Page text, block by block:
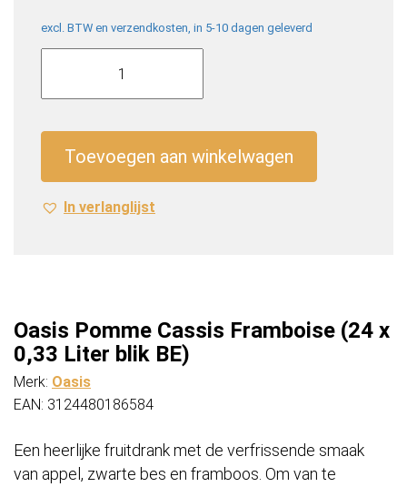
excl. BTW en verzendkosten, in 5-10 dagen geleverd
Oasis
Cassis
0,33
Liter
Toevoegen aan winkelwagen
In verlanglijst
Oasis Pomme Cassis Framboise (24 x
0,33 Liter blik BE)
Merk: Oasis
EAN: 3124480186584
Een heerlijke fruitdrank met de verfrissende smaak
van appel, zwarte bes en framboos. Om van te